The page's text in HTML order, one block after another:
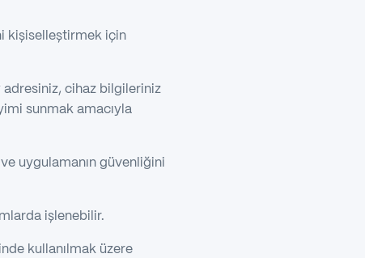
kişiselleştirmek için
adresiniz, cihaz bilgileriniz
sunmak amacıyla
uygulamanın güvenliğini
işlenebilir.
kullanılmak üzere